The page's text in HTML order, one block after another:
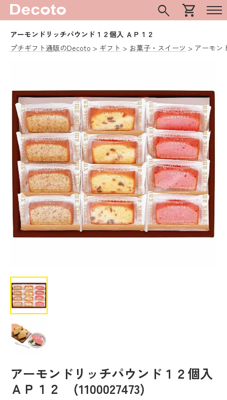
search shopping_cart
アーモンドリッチパウンド１２個入 ＡＰ１２
プチギフト通販のDecoto
ギフト お菓子・スイーツ アーモン
アーモンドリッチパウンド１２個入
ＡＰ１２ (1100027473)